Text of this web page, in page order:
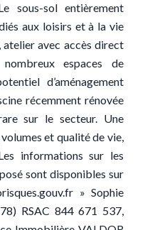
sous-sol entièrement
aux loisirs et à la vie
avec accès direct
espaces de
d’aménagement
récemment rénovée
sur le secteur. Une
et qualité de vie,
informations sur les
sont disponibles sur
» Sophie
RSAC 844 671 537,